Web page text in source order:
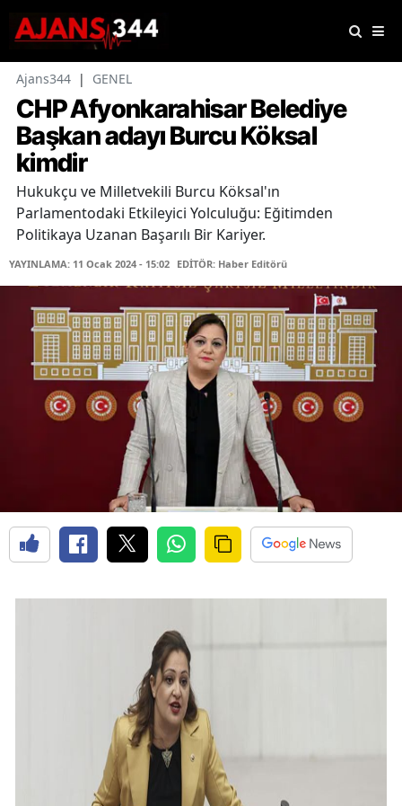
Ajans344 | GENEL
CHP Afyonkarahisar Belediye
Başkan adayı Burcu Köksal
kimdir
Hukukçu ve Milletvekili Burcu Köksal'ın
Parlamentodaki Etkileyici Yolculuğu: Eğitimden
Politikaya Uzanan Başarılı Bir Kariyer.
YAYINLAMA: 11 Ocak 2024 - 15:02 EDİTÖR: Haber Editörü